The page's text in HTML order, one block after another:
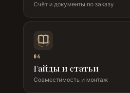
Счёт и документы по заказу
04
Гайды и статьи
Совместимость и монтаж